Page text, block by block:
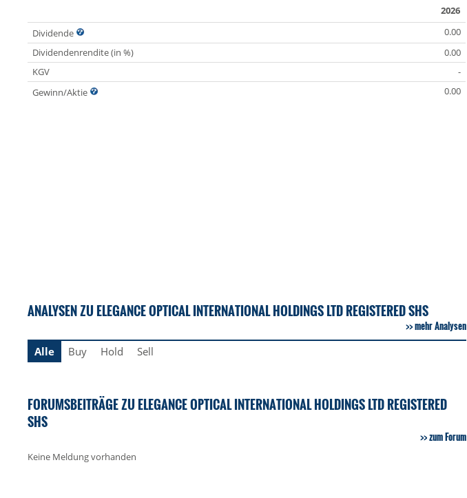
2026
Dividende
0.00
Dividendenrendite (in %)
0.00
KGV
-
Gewinn/Aktie
0.00
ANALYSEN ZU ELEGANCE OPTICAL INTERNATIONAL HOLDINGS LTD REGISTERED SHS
mehr Analysen
Alle
Buy Hold Sell
FORUMSBEITRÄGE ZU ELEGANCE OPTICAL INTERNATIONAL HOLDINGS LTD REGISTERED
SHS
zum Forum
Keine Meldung vorhanden